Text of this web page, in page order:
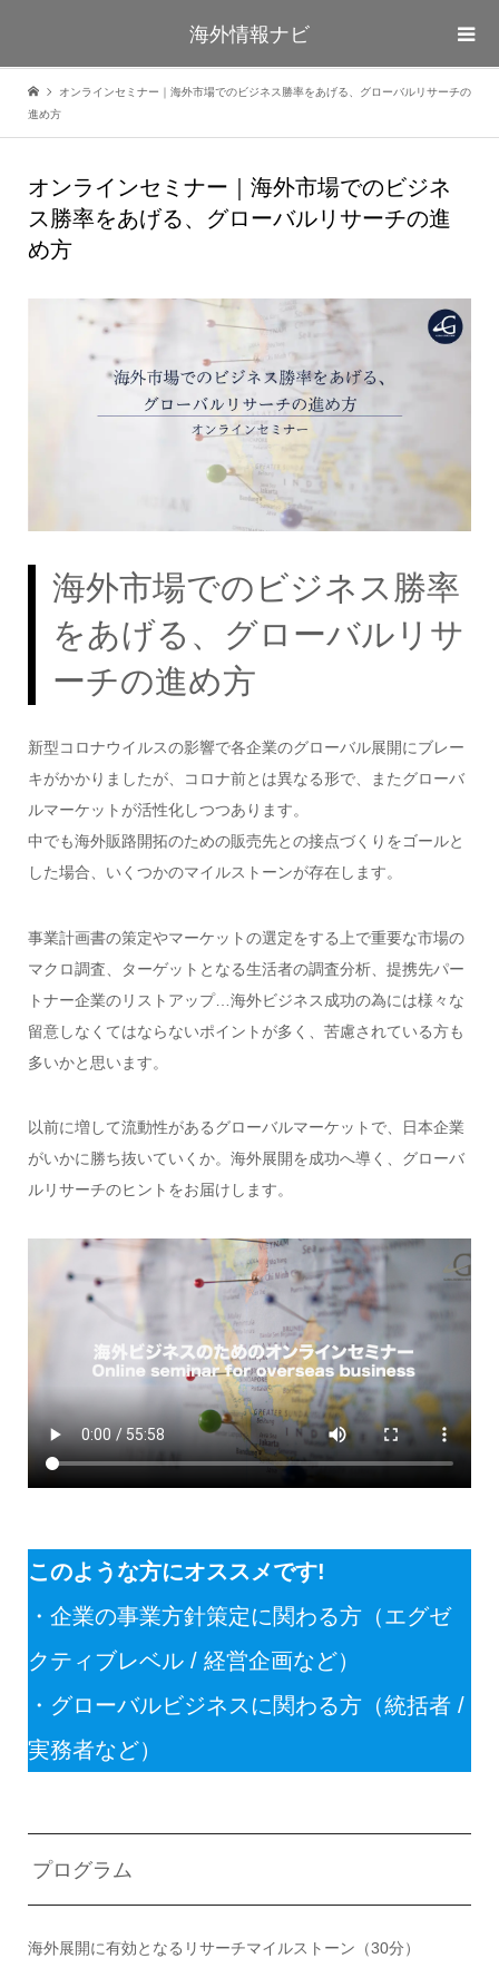
海外情報ナビ
オンラインセミナー｜海外市場でのビジネス勝率をあげる、グローバルリサーチの
進め方
オンラインセミナー｜海外市場でのビジネ
ス勝率をあげる、グローバルリサーチの進
め方
海外市場でのビジネス勝率
をあげる、グローバルリサ
ーチの進め方
新型コロナウイルスの影響で各企業のグローバル展開にブレー
キがかかりましたが、コロナ前とは異なる形で、またグローバ
ルマーケットが活性化しつつあります。
中でも海外販路開拓のための販売先との接点づくりをゴールと
した場合、いくつかのマイルストーンが存在します。
事業計画書の策定やマーケットの選定をする上で重要な市場の
マクロ調査、ターゲットとなる生活者の調査分析、提携先パー
トナー企業のリストアップ…海外ビジネス成功の為には様々な
留意しなくてはならないポイントが多く、苦慮されている方も
多いかと思います。
以前に増して流動性があるグローバルマーケットで、日本企業
がいかに勝ち抜いていくか。海外展開を成功へ導く、グローバ
ルリサーチのヒントをお届けします。
このような方にオススメです!
・企業の事業方針策定に関わる方（エグゼ
クティブレベル / 経営企画など）
・グローバルビジネスに関わる方（統括者 /
実務者など）
プログラム
海外展開に有効となるリサーチマイルストーン（30分）